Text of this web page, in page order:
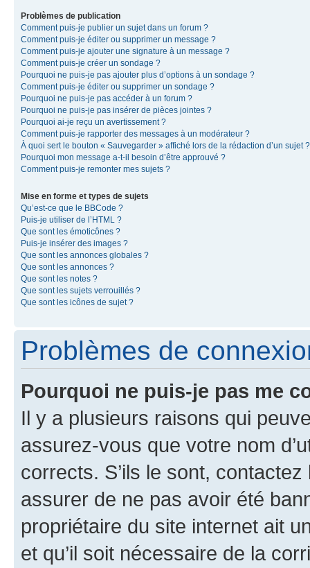
Problèmes de publication
Comment puis-je publier un sujet dans un forum ?
Comment puis-je éditer ou supprimer un message ?
Comment puis-je ajouter une signature à un message ?
Comment puis-je créer un sondage ?
Pourquoi ne puis-je pas ajouter plus d’options à un sondage ?
Comment puis-je éditer ou supprimer un sondage ?
Pourquoi ne puis-je pas accéder à un forum ?
Pourquoi ne puis-je pas insérer de pièces jointes ?
Pourquoi ai-je reçu un avertissement ?
Comment puis-je rapporter des messages à un modérateur ?
À quoi sert le bouton « Sauvegarder » affiché lors de la rédaction d’un sujet ?
Pourquoi mon message a-t-il besoin d’être approuvé ?
Comment puis-je remonter mes sujets ?
Mise en forme et types de sujets
Qu’est-ce que le BBCode ?
Puis-je utiliser de l’HTML ?
Que sont les émoticônes ?
Puis-je insérer des images ?
Que sont les annonces globales ?
Que sont les annonces ?
Que sont les notes ?
Que sont les sujets verrouillés ?
Que sont les icônes de sujet ?
Problèmes de
Pourquoi ne puis-je pas me
Il y a plusieurs raisons qui
assurez-vous que votre nom
corrects. S’ils le sont,
assurer de ne pas avoir été
propriétaire du site internet ait
et qu’il soit nécessaire de la